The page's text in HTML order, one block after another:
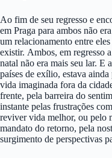
Ao fim de seu regresso e
em Praga para ambos não
um relacionamento entre
existir. Ambos, em regresso
natal não era mais seu lar. E
países de exílio, estava
vida imaginada fora da
frente, pela barreira do
instante pelas frustrações
reviver vida melhor, ou pelo
mandato do retorno, pela
surgimento de perspectivas